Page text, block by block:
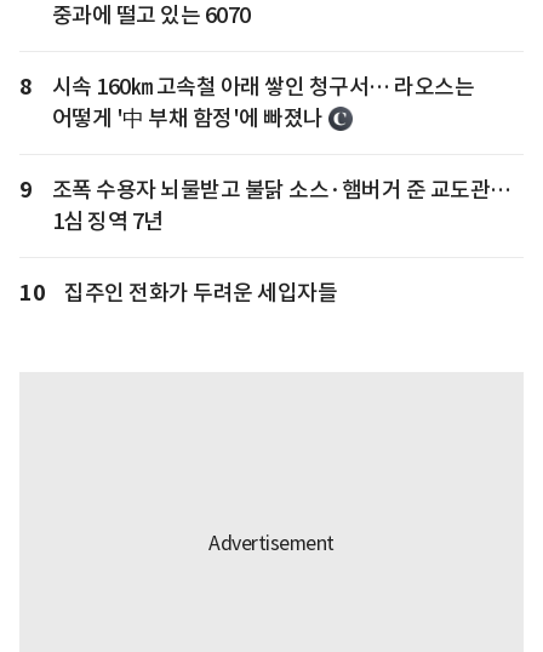
중과에 떨고 있는 6070
8
시속 160㎞ 고속철 아래 쌓인 청구서… 라오스는
어떻게 '中 부채 함정'에 빠졌나
9
조폭 수용자 뇌물받고 불닭 소스·햄버거 준 교도관…
1심 징역 7년
10 집주인 전화가 두려운 세입자들